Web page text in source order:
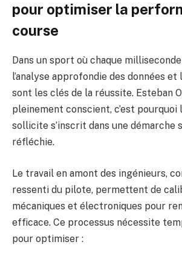
pour optimiser la
course
Dans un sport où chaque
l’analyse approfondie des données et
sont les clés de la réussite. Esteban
pleinement conscient, c’est pourquoi
sollicite s’inscrit dans une démarche
réfléchie.
Le travail en amont des ingénieurs,
ressenti du pilote, permettent de
mécaniques et électroniques pour
efficace. Ce processus nécessite
pour optimiser :